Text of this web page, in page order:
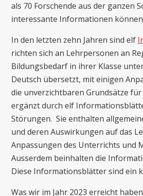
als 70 Forschende aus der ganzen
interessante Informationen
In den letzten zehn Jahren sind elf
richten sich an Lehrpersonen an
Bildungsbedarf in ihrer Klasse
Deutsch übersetzt, mit einigen
die unverzichtbaren Grundsätze
ergänzt durch elf
Störungen. Sie enthalten
und deren Auswirkungen auf das
Anpassungen des Unterrichts und
Ausserdem beinhalten die
Diese Informationsblätter sind ein
Was wir im Jahr 2023 erreicht